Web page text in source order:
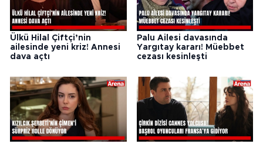
Ülkü Hilal Çiftçi’nin
ailesinde yeni kriz! Annesi
dava açtı
Palu Ailesi davasında
Yargıtay kararı! Müebbet
cezası kesinleşti